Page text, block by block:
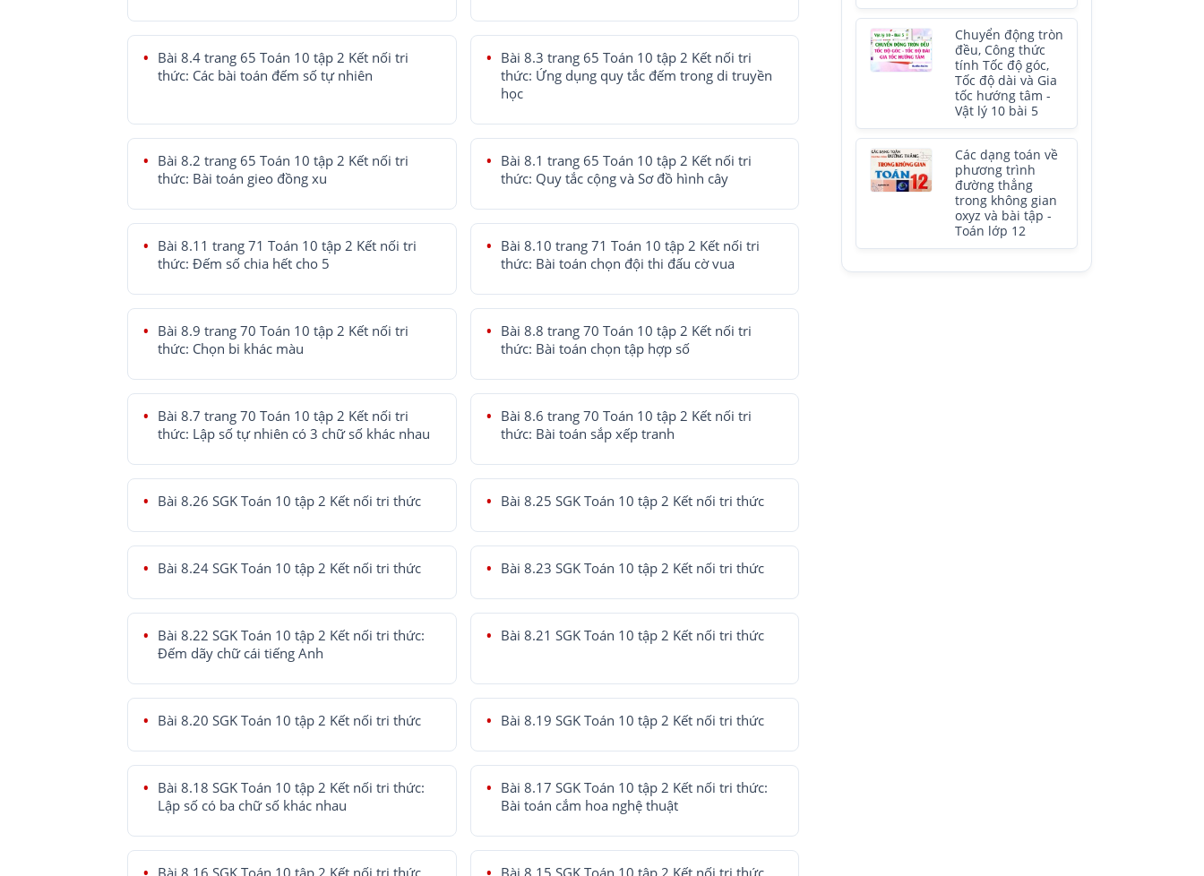
Bài 8.4 trang 65 Toán 10 tập 2 Kết nối tri
thức: Các bài toán đếm số tự nhiên
Bài 8.3 trang 65 Toán 10 tập 2 Kết nối tri
thức: Ứng dụng quy tắc đếm trong di truyền
học
Bài 8.2 trang 65 Toán 10 tập 2 Kết nối tri
thức: Bài toán gieo đồng xu
Bài 8.1 trang 65 Toán 10 tập 2 Kết nối tri
thức: Quy tắc cộng và Sơ đồ hình cây
Bài 8.11 trang 71 Toán 10 tập 2 Kết nối tri
thức: Đếm số chia hết cho 5
Bài 8.10 trang 71 Toán 10 tập 2 Kết nối tri
thức: Bài toán chọn đội thi đấu cờ vua
Bài 8.9 trang 70 Toán 10 tập 2 Kết nối tri
thức: Chọn bi khác màu
Bài 8.8 trang 70 Toán 10 tập 2 Kết nối tri
thức: Bài toán chọn tập hợp số
Bài 8.7 trang 70 Toán 10 tập 2 Kết nối tri
thức: Lập số tự nhiên có 3 chữ số khác nhau
Bài 8.6 trang 70 Toán 10 tập 2 Kết nối tri
thức: Bài toán sắp xếp tranh
Bài 8.26 SGK Toán 10 tập 2 Kết nối tri thức Bài 8.25 SGK Toán 10 tập 2 Kết nối tri thức
Bài 8.24 SGK Toán 10 tập 2 Kết nối tri thức Bài 8.23 SGK Toán 10 tập 2 Kết nối tri thức
Bài 8.22 SGK Toán 10 tập 2 Kết nối tri thức:
Đếm dãy chữ cái tiếng Anh
Bài 8.21 SGK Toán 10 tập 2 Kết nối tri thức
Bài 8.20 SGK Toán 10 tập 2 Kết nối tri thức Bài 8.19 SGK Toán 10 tập 2 Kết nối tri thức
Bài 8.18 SGK Toán 10 tập 2 Kết nối tri thức:
Lập số có ba chữ số khác nhau
Bài 8.17 SGK Toán 10 tập 2 Kết nối tri thức:
Bài toán cắm hoa nghệ thuật
Chuyển động tròn
đều, Công thức
tính Tốc độ góc,
Tốc độ dài và Gia
tốc hướng tâm -
Vật lý 10 bài 5
Các dạng toán về
phương trình
đường thẳng
trong không gian
oxyz và bài tập -
Toán lớp 12